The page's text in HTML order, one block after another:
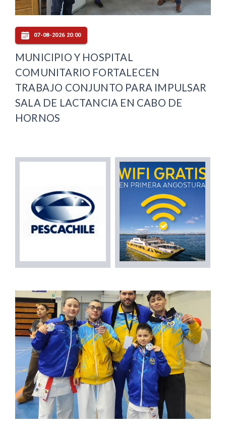
07-08-2026 20:00
MUNICIPIO Y HOSPITAL
COMUNITARIO FORTALECEN
TRABAJO CONJUNTO PARA IMPULSAR
SALA DE LACTANCIA EN CABO DE
HORNOS